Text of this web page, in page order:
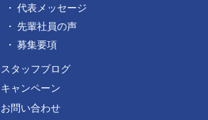
代表メッセージ
先輩社員の声
募集要項
スタッフブログ
キャンペーン
お問い合わせ